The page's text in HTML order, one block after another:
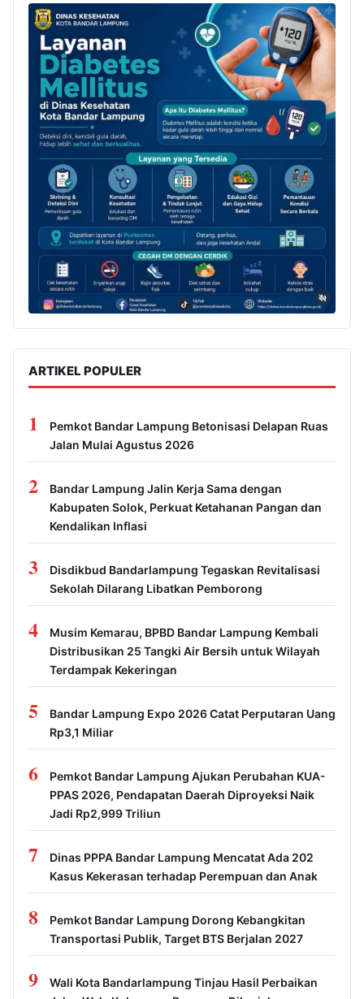
ARTIKEL POPULER
1
Pemkot Bandar Lampung Betonisasi Delapan Ruas
Jalan Mulai Agustus 2026
2
Bandar Lampung Jalin Kerja Sama dengan
Kabupaten Solok, Perkuat Ketahanan Pangan dan
Kendalikan Inflasi
3
Disdikbud Bandarlampung Tegaskan Revitalisasi
Sekolah Dilarang Libatkan Pemborong
4
Musim Kemarau, BPBD Bandar Lampung Kembali
Distribusikan 25 Tangki Air Bersih untuk Wilayah
Terdampak Kekeringan
5
Bandar Lampung Expo 2026 Catat Perputaran Uang
Rp3,1 Miliar
6
Pemkot Bandar Lampung Ajukan Perubahan KUA-
PPAS 2026, Pendapatan Daerah Diproyeksi Naik
Jadi Rp2,999 Triliun
7
Dinas PPPA Bandar Lampung Mencatat Ada 202
Kasus Kekerasan terhadap Perempuan dan Anak
8
Pemkot Bandar Lampung Dorong Kebangkitan
Transportasi Publik, Target BTS Berjalan 2027
9
Wali Kota Bandarlampung Tinjau Hasil Perbaikan